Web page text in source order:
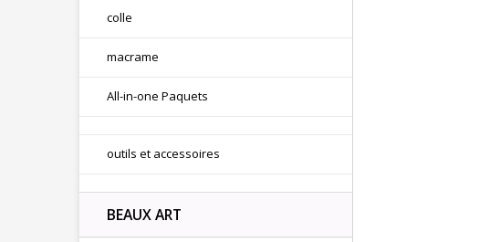
colle
macrame
All-in-one Paquets
outils et accessoires
BEAUX ART